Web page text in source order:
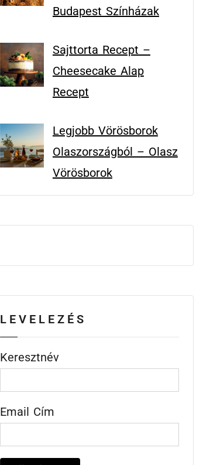
Budapest Színházak
Sajttorta Recept –
Cheesecake Alap
Recept
Legjobb Vörösborok
Olaszországból – Olasz
Vörösborok
LEVELEZÉS
Keresztnév
Email Cím